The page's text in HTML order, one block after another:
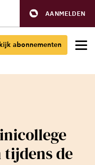
AANMELDEN
abonnementen
tijdens de